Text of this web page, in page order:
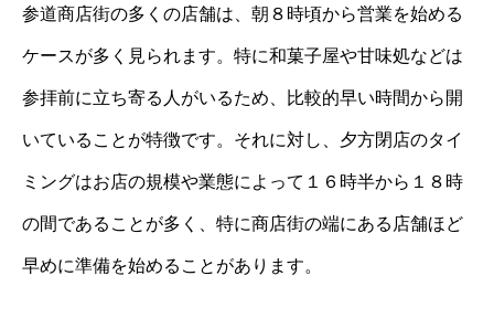
参道商店街の多くの店舗は、朝８時頃から営業を始める
ケースが多く見られます。特に和菓子屋や甘味処などは
参拝前に立ち寄る人がいるため、比較的早い時間から開
いていることが特徴です。それに対し、夕方閉店のタイ
ミングはお店の規模や業態によって１６時半から１８時
の間であることが多く、特に商店街の端にある店舗ほど
早めに準備を始めることがあります。